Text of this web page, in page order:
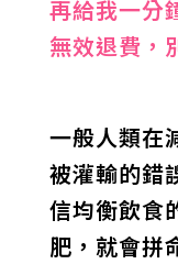
再給我一分
無效退費，
一般人類在
被灌輸的錯
信均衡飲食
肥，就會拼